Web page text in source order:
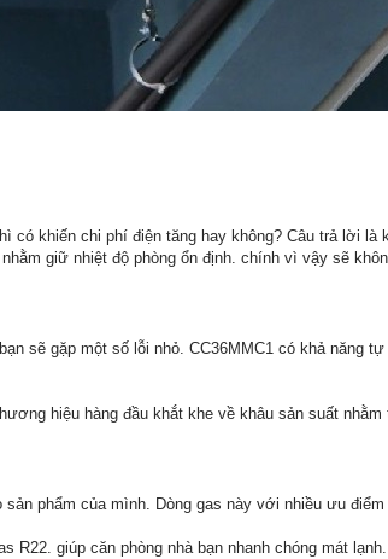
khiến chi phí điện tăng hay không? Câu trả lời là
giữ nhiệt độ phòng ổn định. chính vì vậy sẽ
sẽ gặp một số lỗi nhỏ. CC36MMC1 có khả năng
hiệu hàng đầu khắt khe về khâu sản suất
phẩm của mình. Dòng gas này với nhiều ưu điểm
R22. giúp căn phòng nhà bạn nhanh chóng mát lạnh.